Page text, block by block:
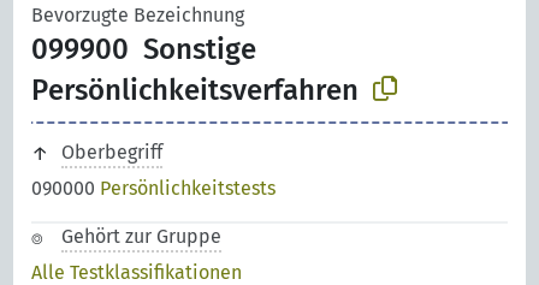
Bevorzugte Bezeichnung
099900 Sonstige
Persönlichkeitsverfahren
Oberbegriff
090000 Persönlichkeitstests
Gehört zur Gruppe
Alle Testklassifikationen